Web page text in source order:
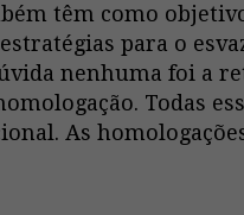
têm como
para o
nenhuma foi a
Todas
As